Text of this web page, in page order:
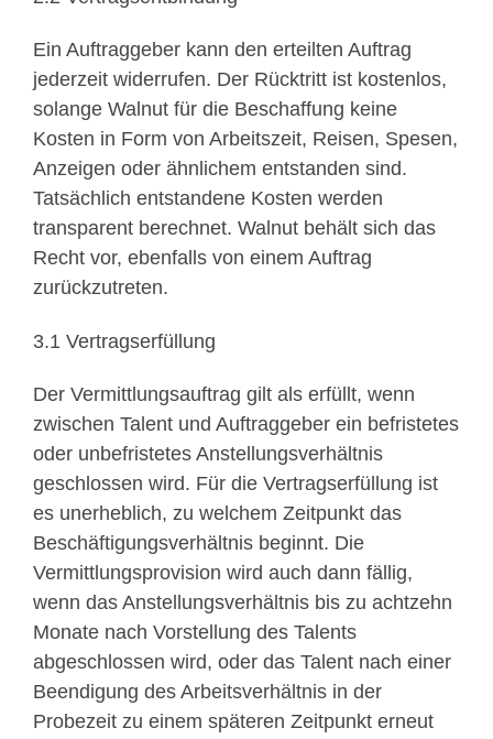
Ein Auftraggeber kann den erteilten Auftrag
jederzeit widerrufen. Der Rücktritt ist kostenlos,
solange Walnut für die Beschaffung keine
Kosten in Form von Arbeitszeit, Reisen, Spesen,
Anzeigen oder ähnlichem entstanden sind.
Tatsächlich entstandene Kosten werden
transparent berechnet. Walnut behält sich das
Recht vor, ebenfalls von einem Auftrag
zurückzutreten.
3.1 Vertragserfüllung
Der Vermittlungsauftrag gilt als erfüllt, wenn
zwischen Talent und Auftraggeber ein befristetes
oder unbefristetes Anstellungsverhältnis
geschlossen wird. Für die Vertragserfüllung ist
es unerheblich, zu welchem Zeitpunkt das
Beschäftigungsverhältnis beginnt. Die
Vermittlungsprovision wird auch dann fällig,
wenn das Anstellungsverhältnis bis zu achtzehn
Monate nach Vorstellung des Talents
abgeschlossen wird, oder das Talent nach einer
Beendigung des Arbeitsverhältnis in der
Probezeit zu einem späteren Zeitpunkt erneut